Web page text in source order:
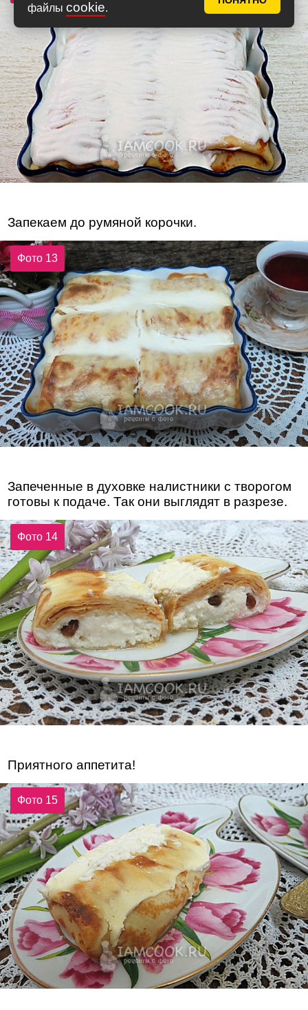
файлы cookie.
Запекаем до румяной корочки.
Фото 13
Запеченные в духовке налистники с творогом
готовы к подаче. Так они выглядят в разрезе.
Фото 14
Приятного аппетита!
Фото 15